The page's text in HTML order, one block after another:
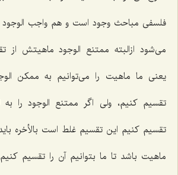
فلسفى مباحث وجود است و هم واجب الوجود
مى‌شود ازالبته ممتنع الوجود ماهیتش
یعنى ما ماهیت را مى‌توانیم به ممكن
تقسیم كنیم، ولى اگر ممتنع الوجود را
تقسیم كنیم این تقسیم غلط است بالأخره
ماهیت باشد تا ما بتوانیم آن را تقسیم